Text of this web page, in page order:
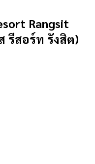
Rangsit
รีสอร์ท รังสิต)